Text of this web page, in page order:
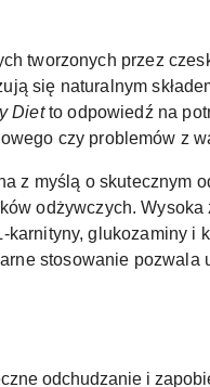
tworzonych przez
się naturalnym
Dietto odpowiedź na
czy problemów z
z myślą o skutecznym
odżywczych.
glukozaminy i
stosowanie
odchudzanie i